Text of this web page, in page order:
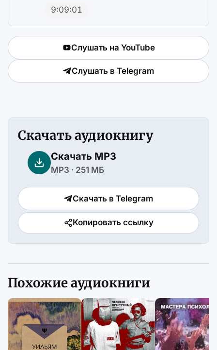
9:09:01
Слушать на YouTube
Слушать в Telegram
Скачать аудиокнигу
Скачать MP3
MP3 · 251 МБ
Скачать в Telegram
Копировать ссылку
Похожие аудиокниги